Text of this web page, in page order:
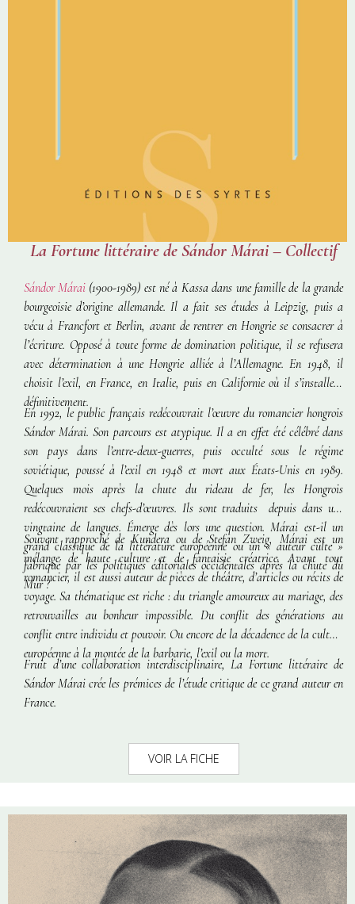
La Fortune littéraire de Sándor Márai – Collectif
Sándor Márai (1900-1989) est né à Kassa dans une famille de la grande
bourgeoisie d’origine allemande. Il a fait ses études à Leipzig, puis a
vécu à Francfort et Berlin, avant de rentrer en Hongrie se consacrer à
l’écriture. Opposé à toute forme de domination politique, il se refusera
avec détermination à une Hongrie alliée à l’Allemagne. En 1948, il
choisit l’exil, en France, en Italie, puis en Californie où il s’installera
définitivement.
En 1992, le public français redécouvrait l’œuvre du romancier hongrois
Sándor Márai. Son parcours est atypique. Il a en effet été célébré dans
son pays dans l’entre-deux-guerres, puis occulté sous le régime
soviétique, poussé à l’exil en 1948 et mort aux États-Unis en 1989.
Quelques mois après la chute du rideau de fer, les Hongrois
redécouvraient ses chefs-d’œuvres. Ils sont traduits depuis dans une
vingtaine de langues. Émerge dès lors une question. Márai est-il un
grand classique de la littérature européenne ou un « auteur culte »
fabriqué par les politiques éditoriales occidentales après la chute du
Mur ?
Souvent rapproché de Kundera ou de Stefan Zweig, Márai est un
mélange de haute culture et de fantaisie créatrice. Avant tout
romancier, il est aussi auteur de pièces de théâtre, d’articles ou récits de
voyage. Sa thématique est riche : du triangle amoureux au mariage, des
retrouvailles au bonheur impossible. Du conflit des générations au
conflit entre individu et pouvoir. Ou encore de la décadence de la culture
européenne à la montée de la barbarie, l’exil ou la mort.
Fruit d’une collaboration interdisciplinaire, La Fortune littéraire de
Sándor Márai crée les prémices de l’étude critique de ce grand auteur en
France.
VOIR LA FICHE